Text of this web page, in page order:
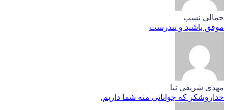
جمالی نسب
موفق باشید و تندرست
مهدی شریفی نیا
خداروشکر که جوانانی مثه شما داریم.